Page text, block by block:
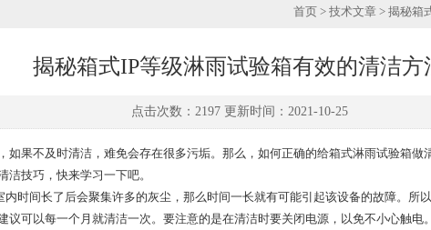
首页 > 技术文章 > 揭秘箱
揭秘箱式IP等级淋雨试验箱有效的清洁方
点击次数：2197 更新时间：2021-10-25
如果不及时清洁，难免会存在很多污垢。那么，如何正确的给箱式淋雨试验箱做
洁技巧，快来学习一下吧。
时间长了后会聚集许多的灰尘，那么时间一长就有可能引起该设备的故障。所
议可以每一个月就清洁一次。要注意的是在清洁时要关闭电源，以免不小心触电。